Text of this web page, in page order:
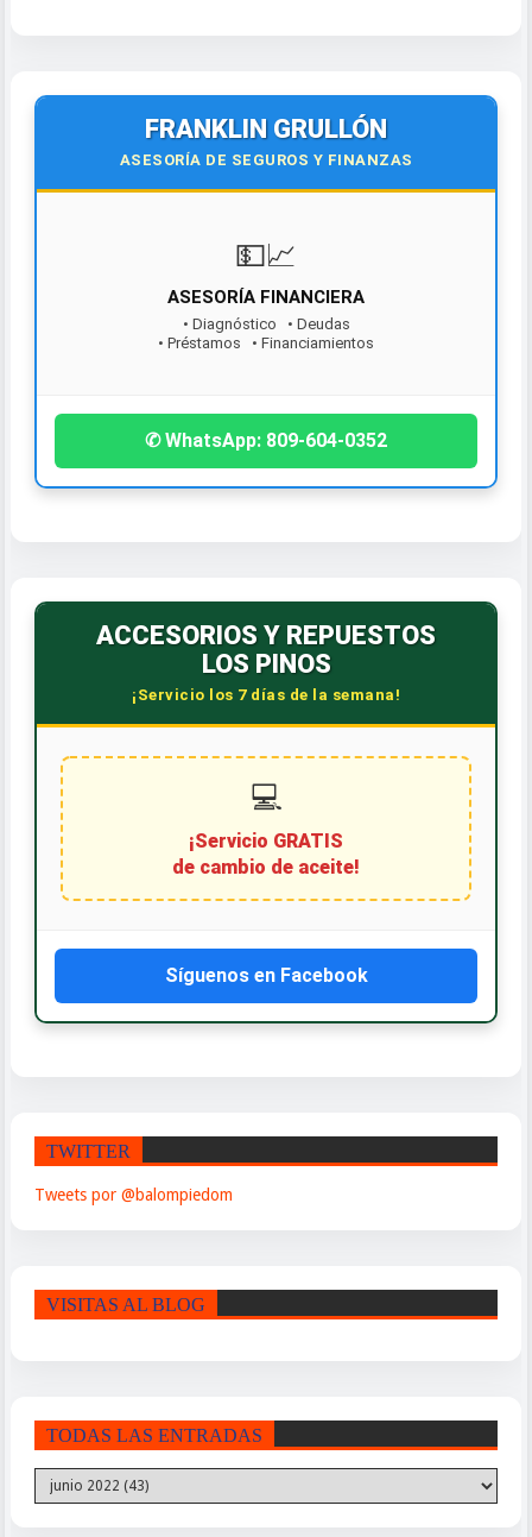
FRANKLIN GRULLÓN
ASESORÍA DE SEGUROS Y FINANZAS
• Diagnóstico • Deudas
• Préstamos • Financiamientos
¡Contáctanos hoy!
✆ WhatsApp: 809-604-0352
ACCESORIOS Y REPUESTOS
LOS PINOS
¡Servicio los 7 días de la semana!
💻
¡Servicio GRATIS
de cambio de aceite!
Síguenos en Facebook
TWITTER
Tweets por @balompiedom
VISITAS AL BLOG
TODAS LAS ENTRADAS